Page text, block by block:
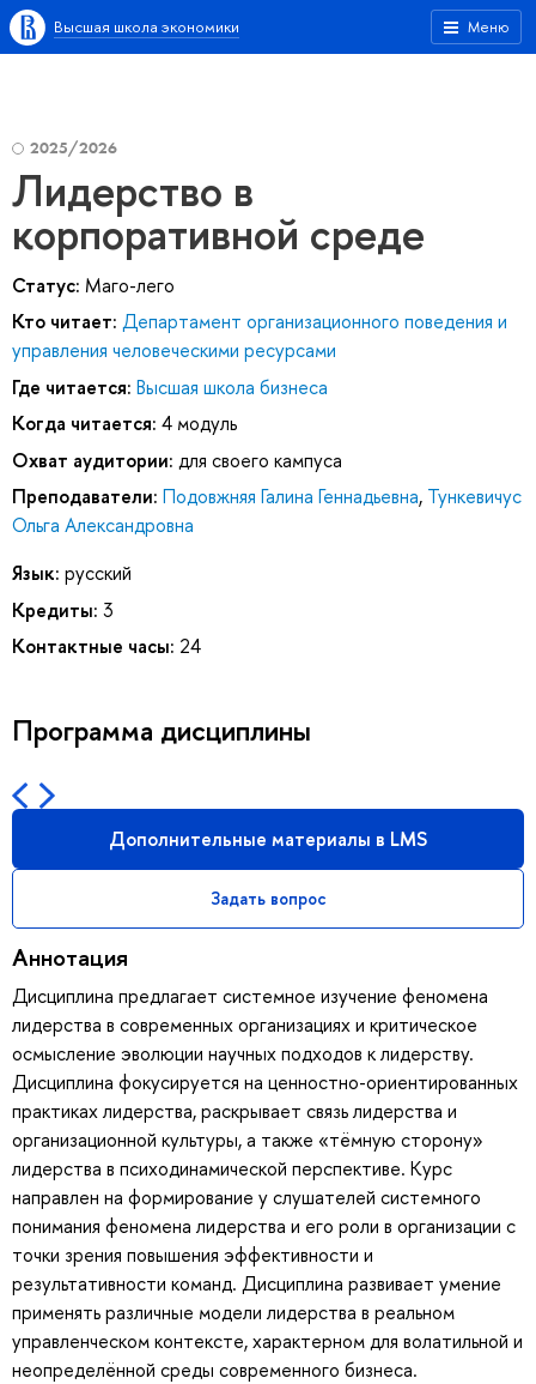
Меню
Высшая школа экономики
2025/2026
Лидерство в
корпоративной среде
Статус: Маго-лего
Кто читает: Департамент организационного поведения и
управления человеческими ресурсами
Где читается: Высшая школа бизнеса
Когда читается: 4 модуль
Охват аудитории: для своего кампуса
Преподаватели: Подовжняя Галина Геннадьевна, Тункевичус
Ольга Александровна
Язык: русский
Кредиты: 3
Контактные часы: 24
Программа дисциплины
Дополнительные материалы в LMS
Задать вопрос
Аннотация
Дисциплина предлагает системное изучение феномена
лидерства в современных организациях и критическое
осмысление эволюции научных подходов к лидерству.
Дисциплина фокусируется на ценностно-ориентированных
практиках лидерства, раскрывает связь лидерства и
организационной культуры, а также «тёмную сторону»
лидерства в психодинамической перспективе. Курс
направлен на формирование у слушателей системного
понимания феномена лидерства и его роли в организации с
точки зрения повышения эффективности и
результативности команд. Дисциплина развивает умение
применять различные модели лидерства в реальном
управленческом контексте, характерном для волатильной и
неопределённой среды современного бизнеса.